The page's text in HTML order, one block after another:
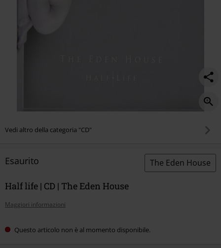
Vedi altro della categoria "CD"
Esaurito The Eden House
Half life | CD | The Eden House
Maggiori informazioni
Questo articolo non è al momento disponibile.